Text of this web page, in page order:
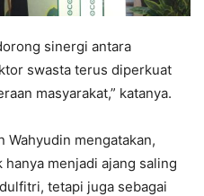
sinergi antara
swasta terus diperkuat
masyarakat,” katanya.
Wahyudin mengatakan,
menjadi ajang saling
tetapi juga sebagai